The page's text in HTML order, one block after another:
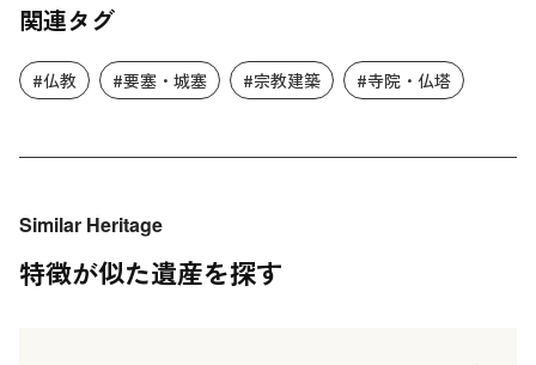
関連タグ
#仏教 #要塞・城塞 #宗教建築 #寺院・仏塔
Similar Heritage
特徴が似た遺産を探す